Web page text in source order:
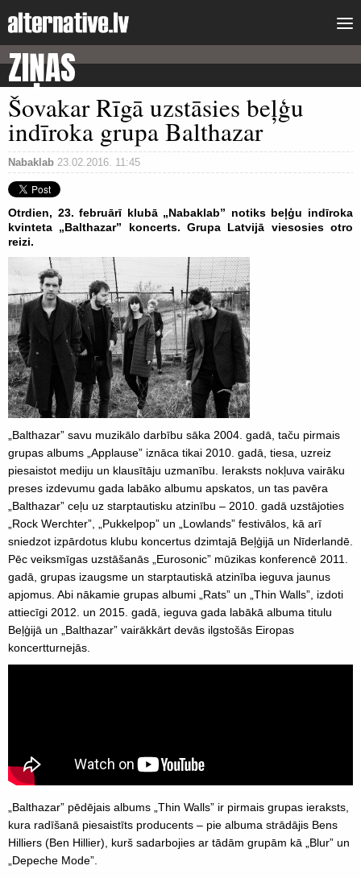
ZIŅAS
Šovakar Rīgā uzstāsies beļģu
indīroka grupa Balthazar
Nabaklab 23.02.2016. 11:45
Otrdien, 23. februārī klubā „Nabaklab” notiks beļģu indīroka
kvinteta „Balthazar” koncerts. Grupa Latvijā viesosies otro
reizi.
„Balthazar” savu muzikālo darbību sāka 2004. gadā, taču pirmais
grupas albums „Applause” iznāca tikai 2010. gadā, tiesa, uzreiz
piesaistot mediju un klausītāju uzmanību. Ieraksts nokļuva vairāku
preses izdevumu gada labāko albumu apskatos, un tas pavēra
„Balthazar” ceļu uz starptautisku atzinību – 2010. gadā uzstājoties
„Rock Werchter”, „Pukkelpop” un „Lowlands” festivālos, kā arī
sniedzot izpārdotus klubu koncertus dzimtajā Beļģijā un Nīderlandē.
Pēc veiksmīgas uzstāšanās „Eurosonic” mūzikas konferencē 2011.
gadā, grupas izaugsme un starptautiskā atzinība ieguva jaunus
apjomus. Abi nākamie grupas albumi „Rats” un „Thin Walls”, izdoti
attiecīgi 2012. un 2015. gadā, ieguva gada labākā albuma titulu
Beļģijā un „Balthazar” vairākkārt devās ilgstošās Eiropas
koncertturnejās.
„Balthazar” pēdējais albums „Thin Walls” ir pirmais grupas ieraksts,
kura radīšanā piesaistīts producents – pie albuma strādājis Bens
Hilliers (Ben Hillier), kurš sadarbojies ar tādām grupām kā „Blur” un
„Depeche Mode”.